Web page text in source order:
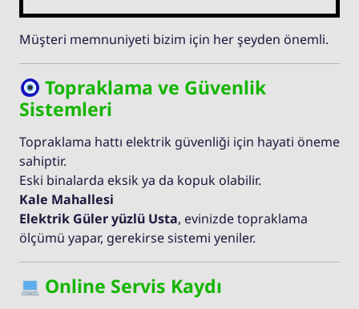
Müşteri memnuniyeti bizim için her şeyden önemli.
Topraklama ve Güvenlik
Sistemleri
Topraklama hattı elektrik güvenliği için hayati öneme
sahiptir.
Eski binalarda eksik ya da kopuk olabilir.
Kale Mahallesi
Elektrik Güler yüzlü Usta, evinizde topraklama
ölçümü yapar, gerekirse sistemi yeniler.
Online Servis Kaydı